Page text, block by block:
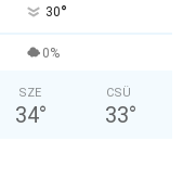
30°
0%
SZE
34°
CSÜ
33°